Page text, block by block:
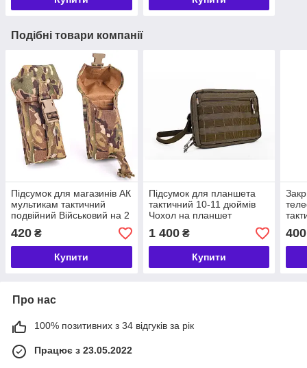
Подібні товари компанії
Підсумок для магазинів АК
мультикам тактичний
подвійний Військовий на 2
ріжки АК закритий для ЗСУ
Molle
420 ₴
Купити
Підсумок для планшета
тактичний 10-11 дюймів
Чохол на планшет
військовий для ЗСУ
утилітарний Хакі
1 400₴
Купити
400
Про нас
100% позитивних з 34 відгуків за рік
Працює з 23.05.2022